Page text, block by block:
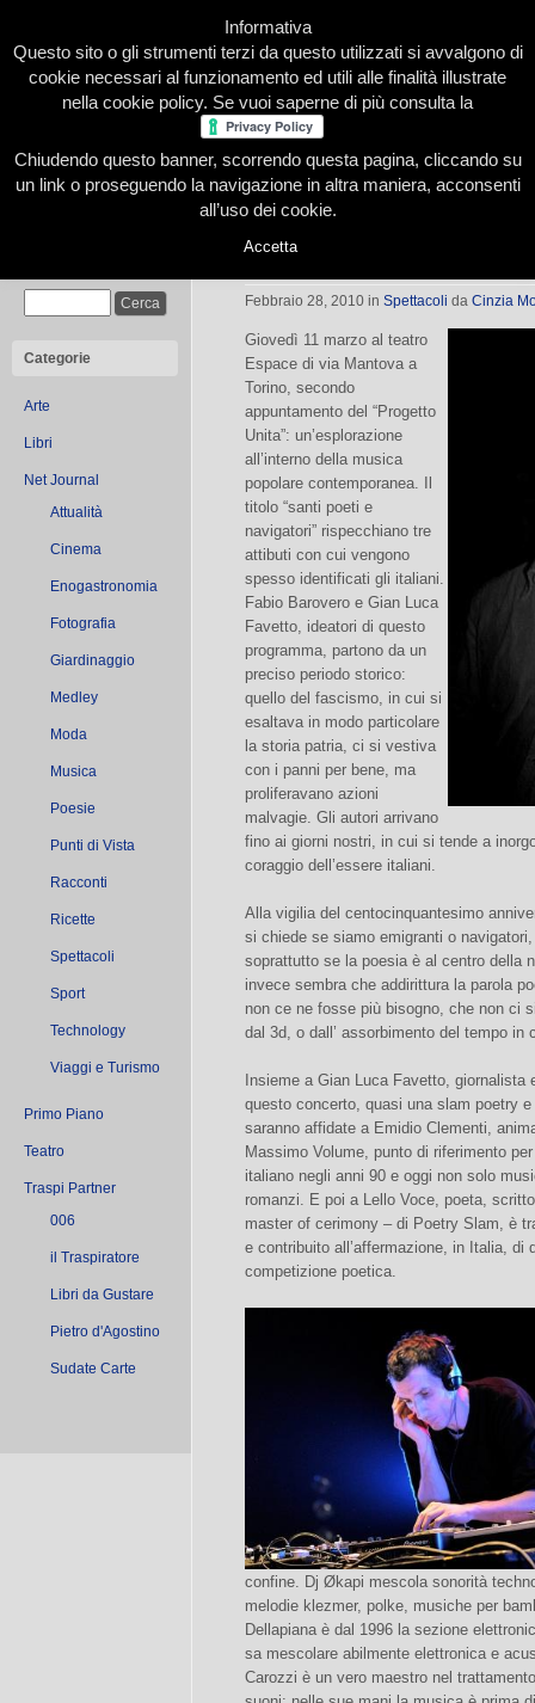
Home Presentazione Redazione Le nostre firme
Categorie
Arte
Libri
Net Journal
Attualità
Cinema
Enogastronomia
Fotografia
Giardinaggio
Medley
Moda
Musica
Poesie
Punti di Vista
Racconti
Ricette
Spettacoli
Sport
Technology
Viaggi e Turismo
Primo Piano
Teatro
Traspi Partner
006
il Traspiratore
Libri da Gustare
Pietro d'Agostino
Sudate Carte
Santi poeti e navigatori. Viaggio in
Febbraio 28, 2010 in Spettacoli da Cinzia
Giovedì 11 marzo al teatro
Espace di via Mantova a
Torino, secondo
appuntamento del “Progetto
Unita”: un’esplorazione
all’interno della musica
popolare contemporanea. Il
titolo “santi poeti e
navigatori” rispecchiano tre
attibuti con cui vengono
spesso identificati gli italiani.
Fabio Barovero e Gian Luca
Favetto, ideatori di questo
programma, partono da un
preciso periodo storico:
quello del fascismo, in cui si
esaltava in modo particolare
la storia patria, ci si vestiva
con i panni per bene, ma
proliferavano azioni
malvagie. Gli autori arrivano
fino ai giorni nostri, in cui si tende a
coraggio dell’essere italiani.
Alla vigilia del centocinquantesimo
si chiede se siamo emigranti o
soprattutto se la poesia è al centro della
invece sembra che addirittura la parola
non ce ne fosse più bisogno, che non ci
dal 3d, o dall’ assorbimento del tempo in
Insieme a Gian Luca Favetto,
questo concerto, quasi una slam poetry
saranno affidate a Emidio Clementi,
Massimo Volume, punto di riferimento
italiano negli anni 90 e oggi non solo
romanzi. E poi a Lello Voce, poeta,
master of cerimony – di Poetry Slam, è
e contribuito all’affermazione, in Italia, di
competizione poetica.
confine. Dj Økapi mescola sonorità
melodie klezmer, polke, musiche per
Dellapiana è dal 1996 la sezione
sa mescolare abilmente elettronica e
Carozzi è un vero maestro nel
Informativa
Questo sito o gli strumenti terzi da questo utilizzati si avvalgono di
cookie necessari al funzionamento ed utili alle finalità illustrate
nella cookie policy. Se vuoi saperne di più consulta la
Chiudendo questo banner, scorrendo questa pagina, cliccando su
un link o proseguendo la navigazione in altra maniera, acconsenti
all’uso dei cookie.
Accetta